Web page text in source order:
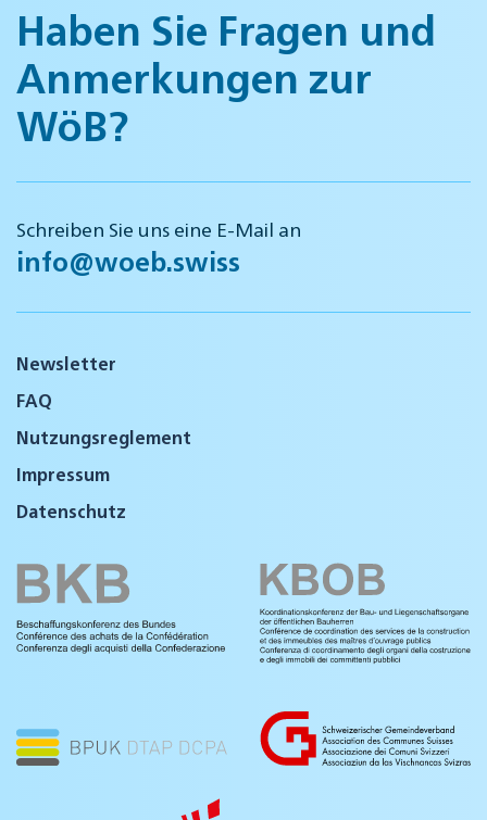
Haben Sie Fragen und
Anmerkungen zur
WöB?
Schreiben Sie uns eine E-Mail an
info@woeb.swiss
Newsletter
FAQ
Nutzungsreglement
Impressum
Datenschutz